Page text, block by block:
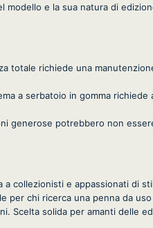
modello e la sua natura di
totale richiede una
a serbatoio in gomma
generose potrebbero non
a collezionisti e appassionati di
per chi ricerca una penna da
Scelta solida per amanti delle